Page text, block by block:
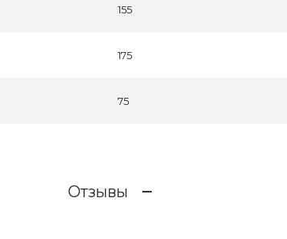
155
175
75
Отзывы